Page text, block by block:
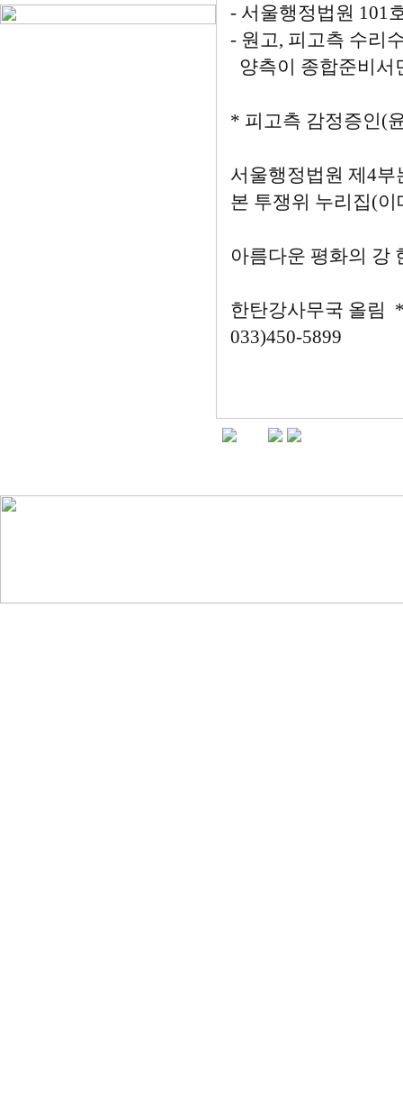
- 서울행정법원 101
- 원고, 피고측 수리
양측이 종합준비
* 피고측 감정증인(
서울행정법원 제4부
본 투쟁위 누리집(
아름다운 평화의 강
한탄강사무국 올림
033)450-5899